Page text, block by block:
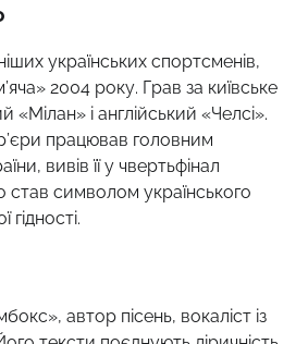
українських спортсменів,
2004 року. Грав за київське
«Мілан» і англійський «Челсі».
працював головним
вивів її у чвертьфінал
символом українського
автор пісень, вокаліст із